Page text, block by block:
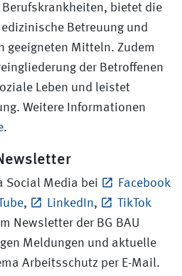
bietet die
Betreuung und
geeigneten Mitteln. Zudem
der Betroffenen
Leben und leistet
Weitere Informationen
.
Social Media bei
Facebook
, LinkedIn,
TikTok
Newsletter der BG BAU
Meldungen und aktuelle
Arbeitsschutz per E-Mail.